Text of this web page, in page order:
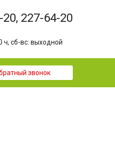
227-64-20
ч, сб-вс: выходной
звонок